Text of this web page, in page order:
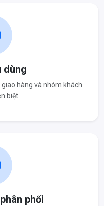
dùng
hàng và nhóm khách
biệt.
phối